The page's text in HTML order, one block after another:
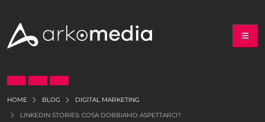
HOME BLOG
DIGITAL MARKETING
LINKEDIN STORIES: COSA DOBBIAMO ASPETTARCI?